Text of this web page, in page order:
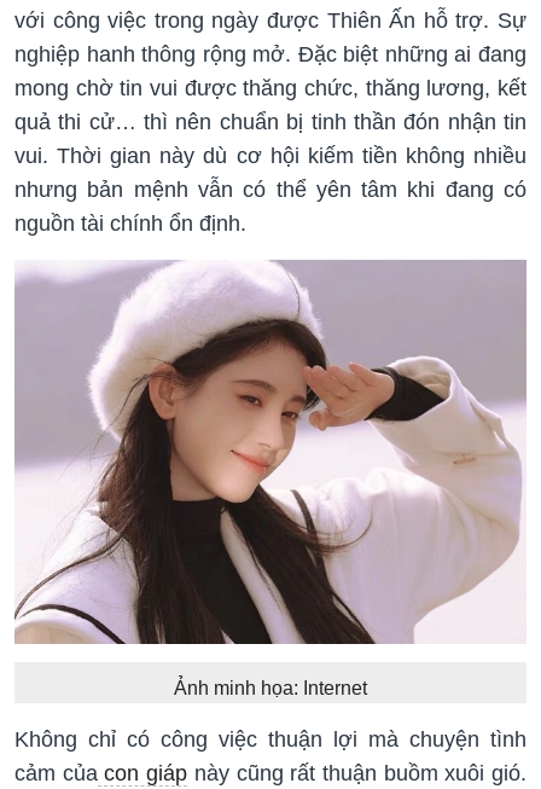
với công việc trong ngày được Thiên Ấn hỗ trợ. Sự
nghiệp hanh thông rộng mở. Đặc biệt những ai đang
mong chờ tin vui được thăng chức, thăng lương, kết
quả thi cử… thì nên chuẩn bị tinh thần đón nhận tin
vui. Thời gian này dù cơ hội kiếm tiền không nhiều
nhưng bản mệnh vẫn có thể yên tâm khi đang có
nguồn tài chính ổn định.
Ảnh minh họa: Internet
Không chỉ có công việc thuận lợi mà chuyện tình
cảm của con giáp này cũng rất thuận buồm xuôi gió.